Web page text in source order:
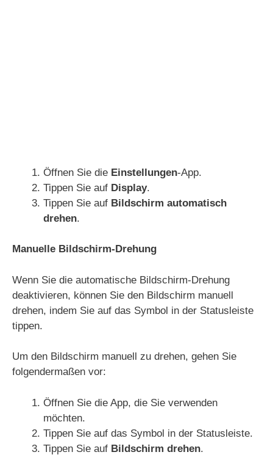
Öffnen Sie die Einstellungen-App.
Tippen Sie auf Display.
Tippen Sie auf Bildschirm automatisch
drehen.
Manuelle Bildschirm-Drehung
Wenn Sie die automatische Bildschirm-Drehung
deaktivieren, können Sie den Bildschirm manuell
drehen, indem Sie auf das Symbol in der Statusleiste
tippen.
Um den Bildschirm manuell zu drehen, gehen Sie
folgendermaßen vor:
Öffnen Sie die App, die Sie verwenden
möchten.
Tippen Sie auf das Symbol in der Statusleiste.
Tippen Sie auf Bildschirm drehen.